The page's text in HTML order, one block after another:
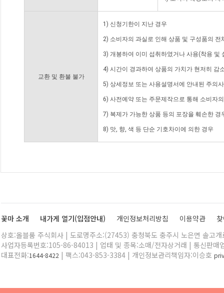
교환 및 환불 불가
1) 신청기한이 지난 경우
2) 소비자의 과실로 인해 상품 및 구성품의
3) 개봉하여 이미 섭취하였거나 사용(착용 및
4) 시간이 경과하여 상품의 가치가 현저히 감
5) 상세정보 또는 사용설명서에 안내된 주의
6) 사전예약 또는 주문제작으로 통해 소비자
7) 복제가 가능한 상품 등의 포장을 훼손한 경
8) 맛, 향, 색 등 단순 기호차이에 의한 경우
꽃마 소개 내가게 열기(입점안내) 개인정보처리방침 이용약관
상호:올블룸 주식회사 | 도로명주소:(27453) 충청북도 충주시 노은면 솔고
사업자등록번호:105-86-84013 | 업태 및 종목:소매/전자상거래 | 통신판매
대표전화:1644-8422 | 팩스:043-853-3384 | 개인정보관리책임자:이승호